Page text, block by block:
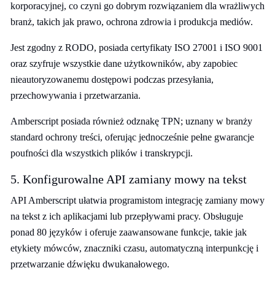
korporacyjnej, co czyni go dobrym rozwiązaniem dla wrażliwych
branż, takich jak prawo, ochrona zdrowia i produkcja mediów.
Jest zgodny z RODO, posiada certyfikaty ISO 27001 i ISO 9001
oraz szyfruje wszystkie dane użytkowników, aby zapobiec
nieautoryzowanemu dostępowi podczas przesyłania,
przechowywania i przetwarzania.
Amberscript posiada również odznakę TPN; uznany w branży
standard ochrony treści, oferując jednocześnie pełne gwarancje
poufności dla wszystkich plików i transkrypcji.
5. Konfigurowalne API zamiany mowy na tekst
API Amberscript ułatwia programistom integrację zamiany mowy
na tekst z ich aplikacjami lub przepływami pracy. Obsługuje
ponad 80 języków i oferuje zaawansowane funkcje, takie jak
etykiety mówców, znaczniki czasu, automatyczną interpunkcję i
przetwarzanie dźwięku dwukanałowego.